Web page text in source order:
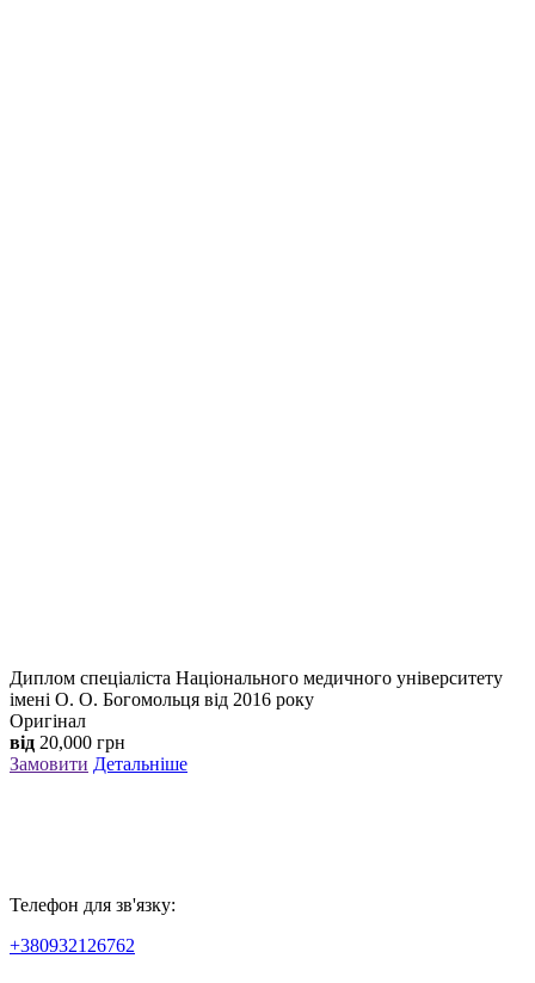
Диплом спеціаліста Національного медичного університету
імені О. О. Богомольця від 2016 року
Оригінал
від 20,000 грн
Замовити Детальніше
Телефон для зв'язку:
+380932126762